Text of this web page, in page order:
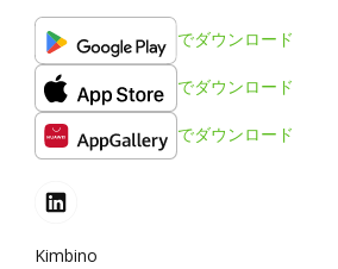
でダウンロード
でダウンロード
でダウンロード
Kimbino